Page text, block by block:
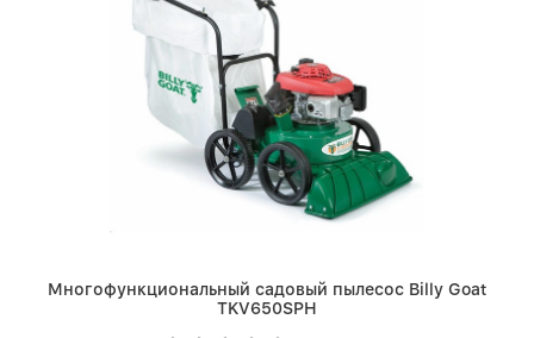
Многофункциональный садовый пылесос Billy Goat
TKV650SPH